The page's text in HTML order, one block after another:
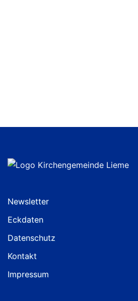
Newsletter
Eckdaten
Datenschutz
Kontakt
Impressum